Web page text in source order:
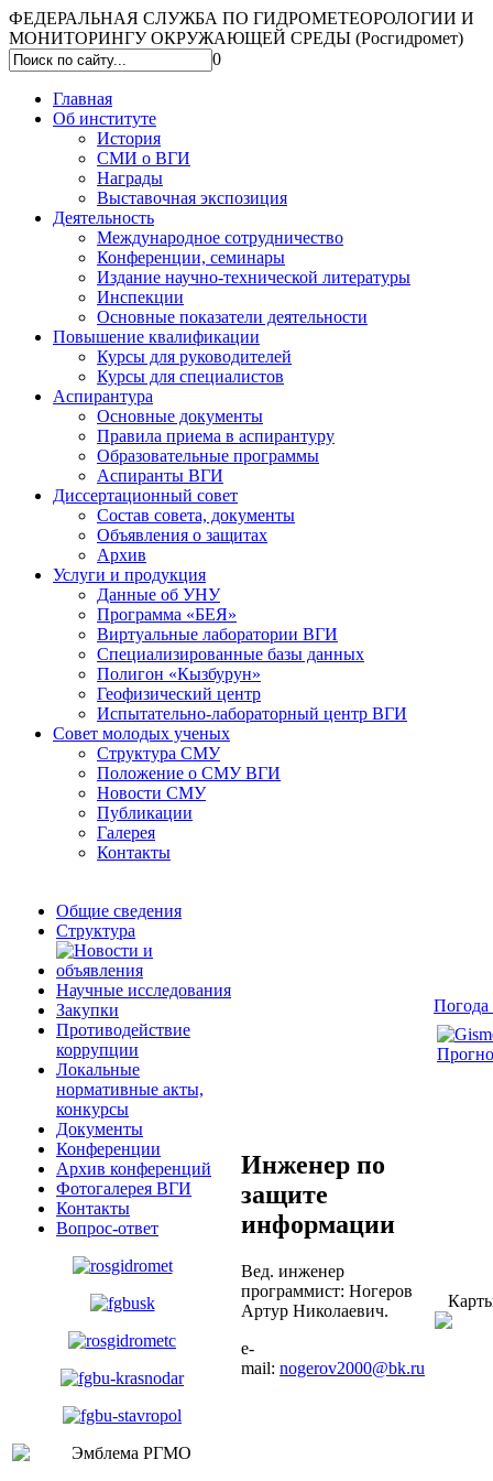
ФЕДЕРАЛЬНАЯ СЛУЖБА ПО ГИДРОМЕТЕОРОЛОГИИ И
МОНИТОРИНГУ ОКРУЖАЮЩЕЙ СРЕДЫ (Росгидромет)
0
Главная
Об институте
История
СМИ о ВГИ
Награды
Выставочная экспозиция
Деятельность
Международное сотрудничество
Конференции, семинары
Издание научно-технической литературы
Инспекции
Основные показатели деятельности
Повышение квалификации
Курсы для руководителей
Курсы для специалистов
Аспирантура
Основные документы
Правила приема в аспирантуру
Образовательные программы
Аспиранты ВГИ
Диссертационный совет
Состав совета, документы
Объявления о защитах
Архив
Услуги и продукция
Данные об УНУ
Программа «БЕЯ»
Виртуальные лаборатории ВГИ
Специализированные базы данных
Полигон «Кызбурун»
Геофизический центр
Испытательно-лабораторный центр ВГИ
Совет молодых ученых
Структура СМУ
Положение о СМУ ВГИ
Новости СМУ
Публикации
Галерея
Контакты
Общие сведения
Структура
Научные исследования
Закупки
Противодействие
коррупции
Локальные
нормативные акты,
конкурсы
Документы
Конференции
Архив конференций
Фотогалерея ВГИ
Контакты
Вопрос-ответ
Инженер по
защите
информации
Вед. инженер
программист: Ногеров
Артур Николаевич.
е-
mail: nogerov2000@bk.ru
Погода